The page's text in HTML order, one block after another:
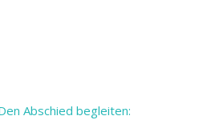
Abschied begleiten: